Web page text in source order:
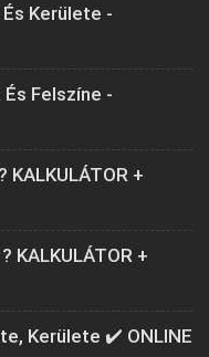
Kerülete -
Felszíne -
+
KALKULÁTOR +
Kerülete ✔️ ONLINE